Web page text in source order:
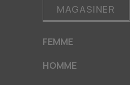
MAGASINER
FEMME
HOMME